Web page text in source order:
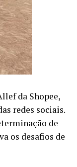
da Shopee,
redes sociais.
de
os desafios de